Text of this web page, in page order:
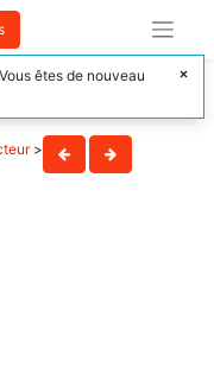
>
êtes de nouveau